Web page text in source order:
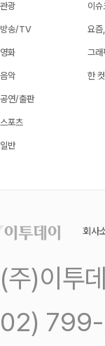
관광
방송/TV
영화
음악
공연/출판
스포츠
일반
이슈
요즘
그래
한 컷
회사
(주)이투
02)